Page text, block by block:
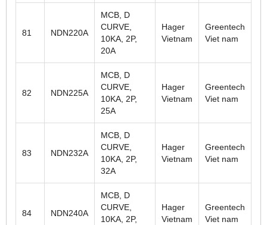
81 NDN220A
MCB, D
CURVE,
10KA, 2P,
20A
Hager
Vietnam
Greentech
Viet nam
82 NDN225A
MCB, D
CURVE,
10KA, 2P,
25A
Hager
Vietnam
Greentech
Viet nam
83 NDN232A
MCB, D
CURVE,
10KA, 2P,
32A
Hager
Vietnam
Greentech
Viet nam
84 NDN240A
MCB, D
CURVE,
10KA, 2P,
Hager
Vietnam
Greentech
Viet nam